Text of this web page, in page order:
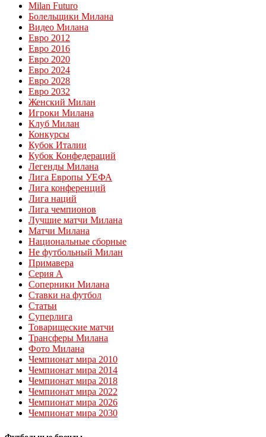
Milan Futuro
Болельщики Милана
Видео Милана
Евро 2012
Евро 2016
Евро 2020
Евро 2024
Евро 2028
Евро 2032
Женский Милан
Игроки Милана
Клуб Милан
Конкурсы
Кубок Италии
Кубок Конфедераций
Легенды Милана
Лига Европы УЕФА
Лига конференций
Лига наций
Лига чемпионов
Лучшие матчи Милана
Матчи Милана
Национальные сборные
Не футбольный Милан
Примавера
Серия А
Соперники Милана
Ставки на футбол
Статьи
Суперлига
Товарищеские матчи
Трансферы Милана
Фото Милана
Чемпионат мира 2010
Чемпионат мира 2014
Чемпионат мира 2018
Чемпионат мира 2022
Чемпионат мира 2026
Чемпионат мира 2030